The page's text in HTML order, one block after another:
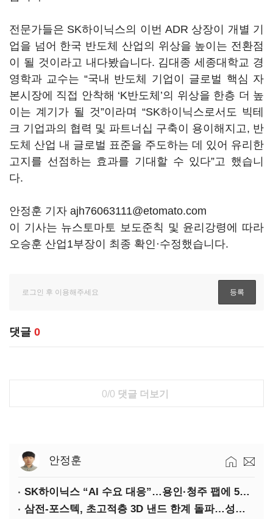
전문가들은 SK하이닉스의 이번 ADR 상장이 개별 기
업을 넘어 한국 반도체 산업의 위상을 높이는 전환점
이 될 것이라고 내다봤습니다. 김대종 세종대학교 경
영학과 교수는 “국내 반도체 기업이 글로벌 핵심 자
본시장에 직접 안착해 ‘K반도체’의 위상을 한층 더 높
이는 계기가 될 것”이라며 “SK하이닉스로서도 빅테
크 기업과의 협력 및 파트너십 구축이 용이해지고, 반
도체 산업 내 글로벌 표준을 주도하는 데 있어 유리한
고지를 선점하는 효과를 기대할 수 있다”고 했습니
다.
안정훈 기자 ajh76063111@etomato.com
이 기사는 뉴스토마토 보도준칙 및 윤리강령에 따라
오승훈 산업1부장이 최종 확인·수정했습니다.
댓글 0
0/0 댓글 더보기
안정훈
SK하이닉스 “AI 수요 대응”…용인·청주 팹에 54조 투자
삼전-포스텍, 초고적층 3D 낸드 한계 돌파…성능·전력효율 개선